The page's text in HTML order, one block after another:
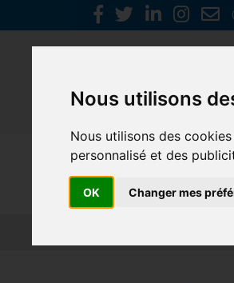
Nous utilisons
Nous utilisons des
personnalisé et des
OK Changer mes